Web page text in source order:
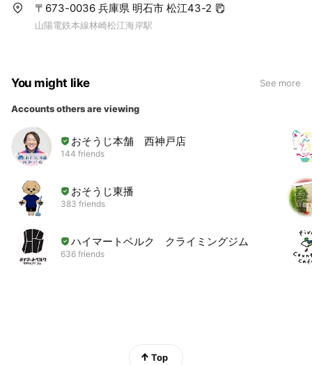
〒673-0036 兵庫県 明石市 松江43-2
山陽電鉄本線林崎松江海岸駅
You might like See more
Accounts others are viewing
おそうじ本舗 西神戸店
144 friends
おそうじ東播
383 friends
ハイマートベルク クライミングジム
636 friends
Top